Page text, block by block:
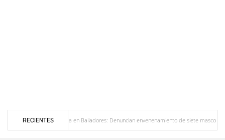
RECIENTES
Alerta en Bailadores: Denuncian envenenamiento de siete mascotas en El Rincón de